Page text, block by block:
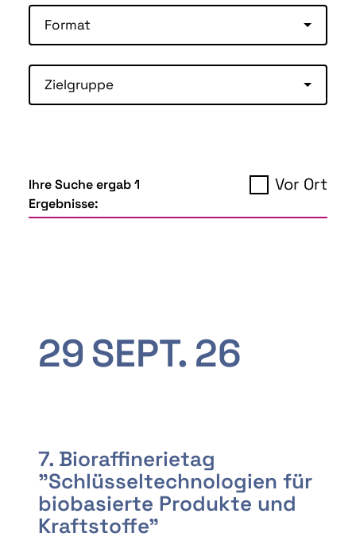
Format
Zielgruppe
Ihre Suche ergab 1
Ergebnisse:
Vor Ort
29SEPT. 26
7. Bioraffinerietag
"Schlüsseltechnologien für
biobasierte Produkte und
Kraftstoffe"